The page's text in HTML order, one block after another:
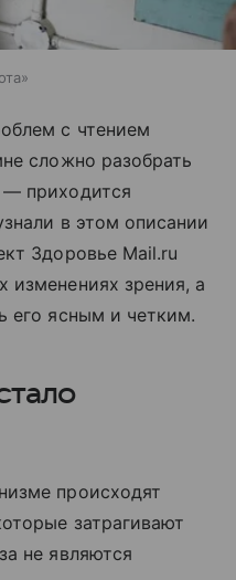
с чтением
сложно разобрать
— приходится
в этом описании
Здоровье Mail.ru
изменениях зрения, а
его ясным и четким.
происходят
затрагивают
не являются